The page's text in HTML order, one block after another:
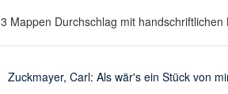
3 Mappen Durchschlag mit
Zuckmayer, Carl: Als wär's ein Stück von